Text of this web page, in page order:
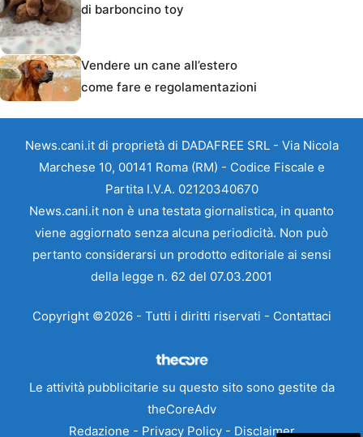
di barboncino toy
Vendere un cane all’estero
come fare e regolamentazioni
News.cani.it di proprietà di DADAFREE SRL - Via Nicola
Marchese 10, 00141 Roma (RM) - Codice Fiscale e
Partita I.V.A. 02120340670
News.cani.it non è una testata giornalistica, in quanto
viene aggiornato senza alcuna periodicità. Non può
pertanto considerarsi un prodotto editoriale ai sensi
della legge n. 62 del 07.03.2001
Copyright ©2026 - Tutti i diritti riservati - Contattaci
Le attività pubblicitarie su questo sito sono gestite da
theCoreAdv
Redazione - Privacy Policy- Disclaimer